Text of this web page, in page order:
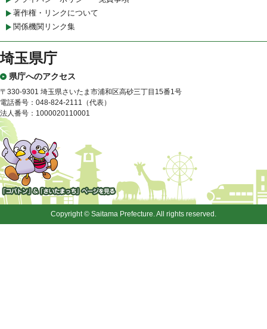
著作権・リンクについて
関係機関リンク集
埼玉県庁
県庁へのアクセス
〒330-9301 埼玉県さいたま市浦和区高砂三丁目15番1号
電話番号：048-824-2111（代表）
法人番号：1000020110001
「コバトン」&「さいたまっ
Copyright © Saitama Prefecture. All rights reserved.